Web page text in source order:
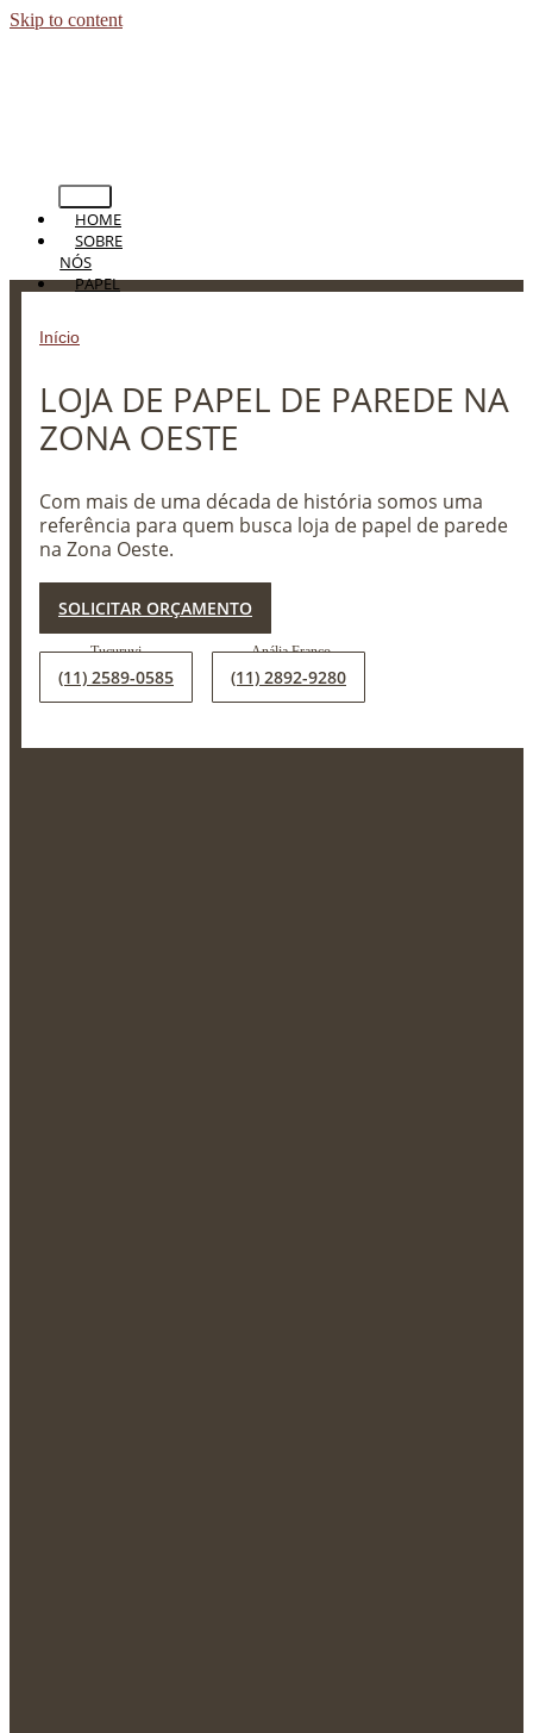
Skip to content
HOME
SOBRE
NÓS
PAPEL
PAREDE
PERSIANAS
TAPETES
PISOS
BLOG
CONTATO
Início
LOJA DE PAPEL DE PAREDE NA
ZONA OESTE
Com mais de uma década de história somos uma
referência para quem busca loja de papel de parede
na Zona Oeste.
SOLICITAR ORÇAMENTO
(11) 2589-0585 (11) 2892-9280